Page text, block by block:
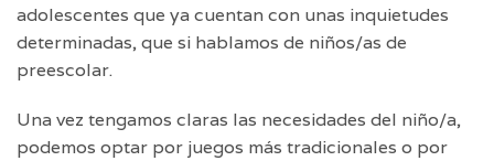
adolescentes que ya cuentan con unas inquietudes
determinadas, que si hablamos de niños/as de
preescolar.
Una vez tengamos claras las necesidades del niño/a,
podemos optar por juegos más tradicionales o por